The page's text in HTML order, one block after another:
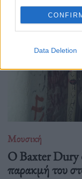
Data Deletion
Μουσική
Ο Baxter Dury
παρακμή του